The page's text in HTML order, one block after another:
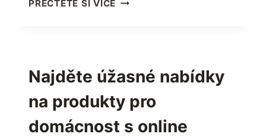
PŘEČTĚTE SI VÍCE
VLASTNÍ
POŠTOVNÍ
ADRESY
V
USA?
Najděte úžasné nabídky
na produkty pro
domácnost s online